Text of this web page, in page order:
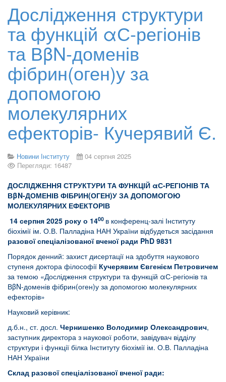
Дослідження структури
та функцій αС-регіонів
та ВβN-доменів
фібрин(оген)у за
допомогою
молекулярних
ефекторів- Кучерявий Є.
Новини Інституту
04 серпня 2025
Перегляди: 16487
ДОСЛІДЖЕННЯ СТРУКТУРИ ТА ФУНКЦІЙ αС-РЕГІОНІВ ТА
ВβN-ДОМЕНІВ ФІБРИН(ОГЕН)У ЗА ДОПОМОГОЮ
МОЛЕКУЛЯРНИХ ЕФЕКТОРІВ
14 серпня 2025 року о 1400 в конференц-залі Інституту
біохімії ім. О.В. Палладіна НАН України відбудеться засідання
разової спеціалізованої вченої ради PhD 9831
Порядок денний: захист дисертації на здобуття наукового
ступеня доктора філософії Кучерявим Євгенієм Петровичем
за темою «Дослідження структури та функцій αС-регіонів та
ВβN-доменів фібрин(оген)у за допомогою молекулярних
ефекторів»
Науковий керівник:
д.б.н., ст. досл. Чернишенко Володимир Олександрович,
заступник директора з наукової роботи, завідувач відділу
структури і функції білка Інституту біохімії ім. О.В. Палладіна
НАН України
Склад разової спеціалізованої вченої ради: